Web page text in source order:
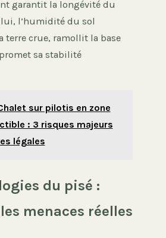
garantit la longévité du
l’humidité du sol
terre crue, ramollit la base
sa stabilité
sur pilotis en zone
: 3 risques majeurs
légales
du pisé :
menaces réelles